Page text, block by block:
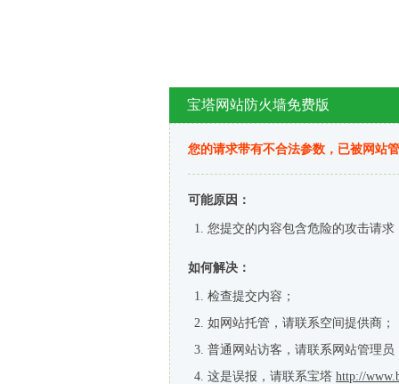
宝塔网站防火墙免费版
您的请求带有不合法参数，已被网站
可能原因：
您提交的内容包含危险的攻击请求
如何解决：
检查提交内容；
如网站托管，请联系空间提供商；
普通网站访客，请联系网站管理员
这是误报，请联系宝塔 http://